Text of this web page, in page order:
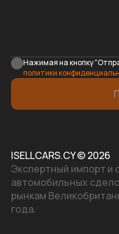
Нажимая на кнопку
политики
ISELLCARS.CY © 2026
Экспертный импорт и
автомобильных
рынкам
года.